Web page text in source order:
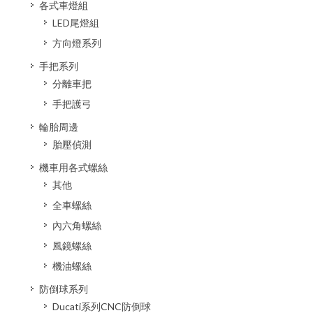
各式車燈組
LED尾燈組
方向燈系列
手把系列
分離車把
手把護弓
輪胎周邊
胎壓偵測
機車用各式螺絲
其他
全車螺絲
內六角螺絲
風鏡螺絲
機油螺絲
防倒球系列
Ducati系列CNC防倒球